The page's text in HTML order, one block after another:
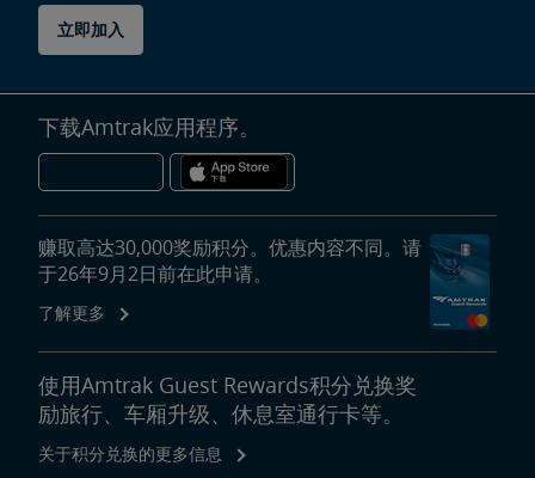
立即加入
下载Amtrak应用程序。
赚取高达30,000奖励积分。优惠内容不同。请
于26年9月2日前在此申请。
了解更多
使用Amtrak Guest Rewards积分兑换奖
励旅行、车厢升级、休息室通行卡等。
关于积分兑换的更多信息